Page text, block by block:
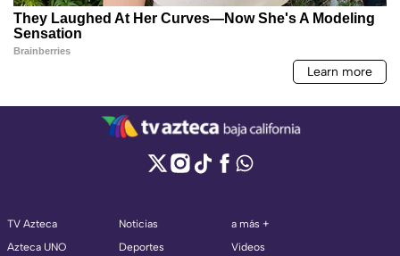
TV Azteca
Azteca UNO
Noticias
Deportes
a más +
Videos